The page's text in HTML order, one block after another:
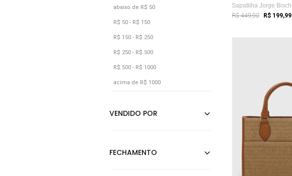
Grafite
Laranja
Marrom
Nude
Off-white
Pink
Preto
abaixo de R$ 50
R$ 50 - R$ 150
R$ 150 - R$ 250
R$ 250 - R$ 500
R$ 500 - R$ 1000
acima de R$ 1000
R$ 449,90 R$ 199,99